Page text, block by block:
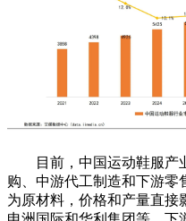
目前，中国运动鞋服产
购、中游代工制造和下游零
为原材料，价格和产量直接